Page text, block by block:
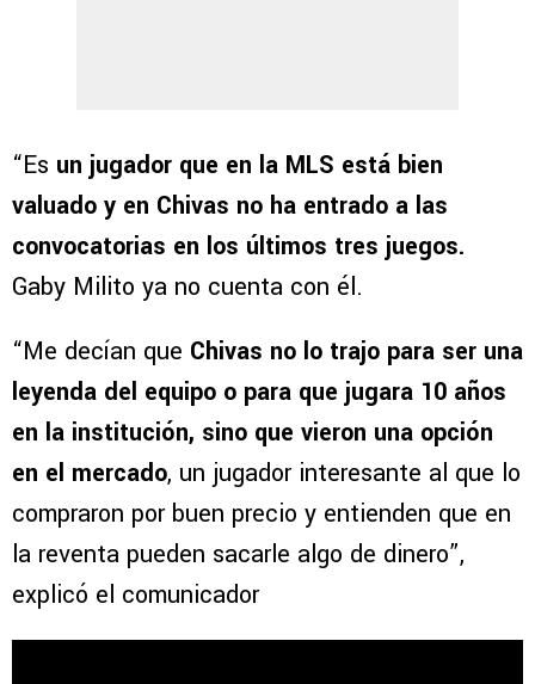
“Es un jugador que en la MLS está bien
valuado y en Chivas no ha entrado a las
convocatorias en los últimos tres juegos.
Gaby Milito ya no cuenta con él.
“Me decían que Chivas no lo trajo para ser una
leyenda del equipo o para que jugara 10 años
en la institución, sino que vieron una opción
en el mercado, un jugador interesante al que lo
compraron por buen precio y entienden que en
la reventa pueden sacarle algo de dinero”,
explicó el comunicador